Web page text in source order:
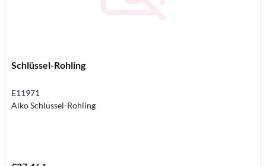
Schlüssel-Rohling
E11971
Alko Schlüssel-Rohling